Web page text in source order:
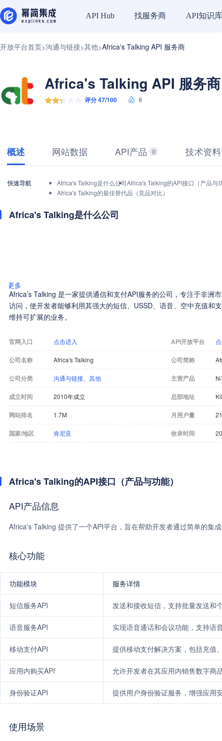
API Hub 找服务商 API知识库
开放平台首页>沟通与链接>其他>Africa's Talking API 服务商
Africa's Talking API 服务商
评分 47/100 6
概述 网站数据 API产品 0 技术资料
快速导航 Africa's Talking是什么公司Africa's Talking的API接口（产品与
Africa's Talking的最佳替代品（竞品对比）
Africa's Talking是什么公司
更多
Africa’s Talking 是一家提供通信和支付API服务的公司，专注于非洲
访问，使开发者能够利用其强大的短信、USSD、语音、空中充值和
维持可扩展的业务。
官网入口 点击进入 API开放平台
公司名称 Africa's Talking 公司简称
公司分类 沟通与链接 其他 主营产品
成立时间 2010年成立 总部地址
网站排名 1.7M 月用户量
国家/地区 肯尼亚 收录时间
Africa's Talking的API接口（产品与功能）
API产品信息
Africa's Talking 提供了一个API平台，旨在帮助开发者通过简单的集
核心功能
功能模块 服务详情
短信服务API 发送和接收短信，支持批量发送和
语音服务API 实现语音通话和会议功能，支持语
移动支付API 提供移动支付解决方案，包括充值
应用内购买API 允许开发者在其应用内销售数字商
身份验证API 提供用户身份验证服务，增强应用
使用场景